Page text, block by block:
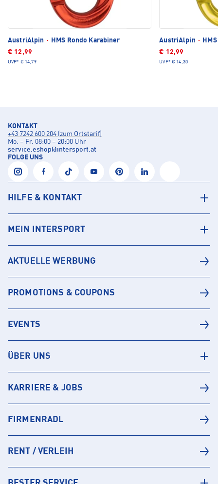
AustriAlpin ·
HMS Rondo Karabiner
€ 12,99
UVP* € 14,79
AustriAlpin ·
€ 12,99
UVP* € 14,30
KONTAKT
+43 7242 600 204 (zum Ortstarif)
Mo. – Fr. 08:00 – 20:00 Uhr
service.eshop@intersport.at
FOLGE UNS
HILFE & KONTAKT
MEIN INTERSPORT
AKTUELLE WERBUNG
PROMOTIONS & COUPONS
EVENTS
ÜBER UNS
KARRIERE & JOBS
FIRMENRADL
RENT / VERLEIH